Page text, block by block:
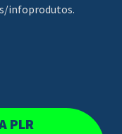
infoprodutos.
PLR